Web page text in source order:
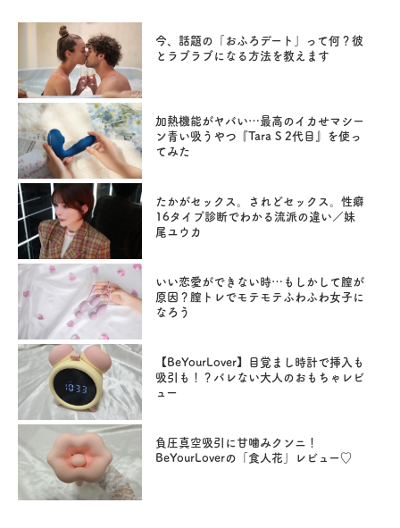
今、話題の「おふろデート」って何？彼
とラブラブになる方法を教えます
加熱機能がヤバい…最高のイカせマシー
ン青い吸うやつ『Tara S 2代目』を使っ
てみた
たかがセックス。されどセックス。性癖
16タイプ診断でわかる流派の違い／妹
尾ユウカ
いい恋愛ができない時…もしかして膣が
原因？膣トレでモテモテふわふわ女子に
なろう
【BeYourLover】目覚まし時計で挿入も
吸引も！？バレない大人のおもちゃレビ
ュー
負圧真空吸引に甘噛みクンニ！
BeYourLoverの「食人花」レビュー♡